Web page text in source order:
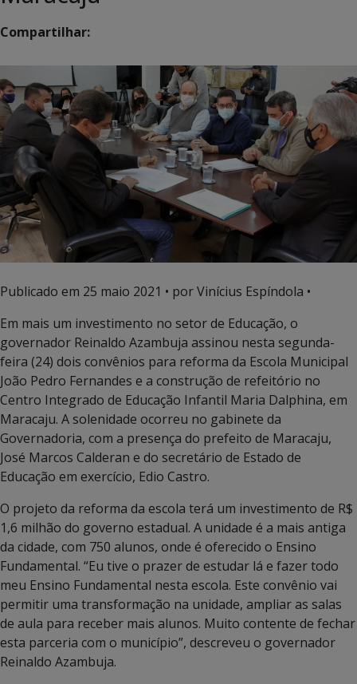
Compartilhar:
Publicado em 25 maio 2021 • por Vinícius Espíndola •
Em mais um investimento no setor de Educação, o
governador Reinaldo Azambuja assinou nesta segunda-
feira (24) dois convênios para reforma da Escola Municipal
João Pedro Fernandes e a construção de refeitório no
Centro Integrado de Educação Infantil Maria Dalphina, em
Maracaju. A solenidade ocorreu no gabinete da
Governadoria, com a presença do prefeito de Maracaju,
José Marcos Calderan e do secretário de Estado de
Educação em exercício, Edio Castro.
O projeto da reforma da escola terá um investimento de R$
1,6 milhão do governo estadual. A unidade é a mais antiga
da cidade, com 750 alunos, onde é oferecido o Ensino
Fundamental. “Eu tive o prazer de estudar lá e fazer todo
meu Ensino Fundamental nesta escola. Este convênio vai
permitir uma transformação na unidade, ampliar as salas
de aula para receber mais alunos. Muito contente de fechar
esta parceria com o município”, descreveu o governador
Reinaldo Azambuja.